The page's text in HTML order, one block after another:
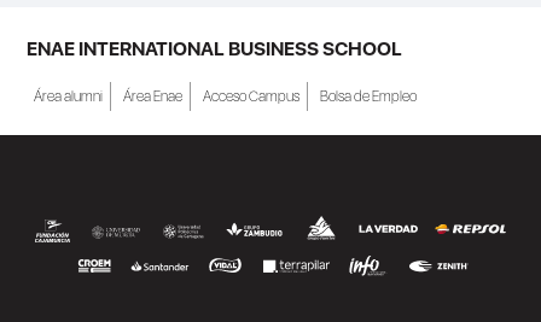
ENAE INTERNATIONAL BUSINESS SCHOOL
Área alumni Área Enae Acceso Campus Bolsa de Empleo